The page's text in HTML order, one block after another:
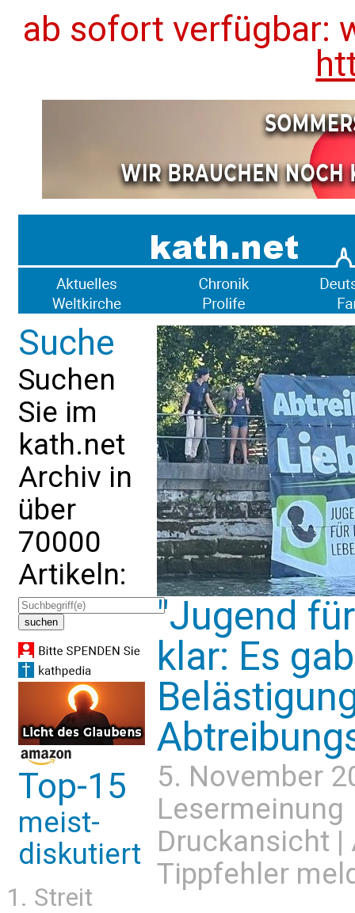
ab sofort verfügbar:
Suche
Suchen
Sie im
kath.net
Archiv in
über
70000
Artikeln:
Top-15
meist-
diskutiert
Streit
"Jugend
klar: Es
5. November
Lesermeinung
Druckansicht |
Tippfehler